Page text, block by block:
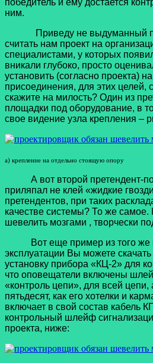
ним.
Приведу не выдуманный
считать нам проект на
специалистами, у которых
вникали глубоко, просто
установить (согласно проекта)
присоединения, для этих целей,
скажите на милость? Один из
площадки под оборудование, в
свое видение узла крепления –
а) крепление на отдельно стоящую опору
А вот второй претендент-
приляпал не клей «жидкие
претендентов, при таких
качестве системы? То же самое.
шевелить мозгами , творчески
Вот еще пример из того же
эксплуатации Вы можете
установку прибора «КЦ-2» для
что оповещатели включены
«контроль цепи», для всей
пятьдесят, как его хотелки и
включает в свой состав кабель
контрольный шлейф
проекта, ниже: